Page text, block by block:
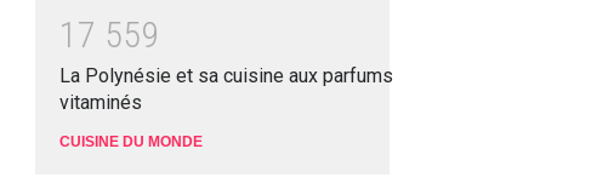
1 7 559
La Polynésie et sa cuisine aux parfums
vitaminés
CUISINE DU MONDE